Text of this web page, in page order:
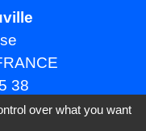
38
over what you want